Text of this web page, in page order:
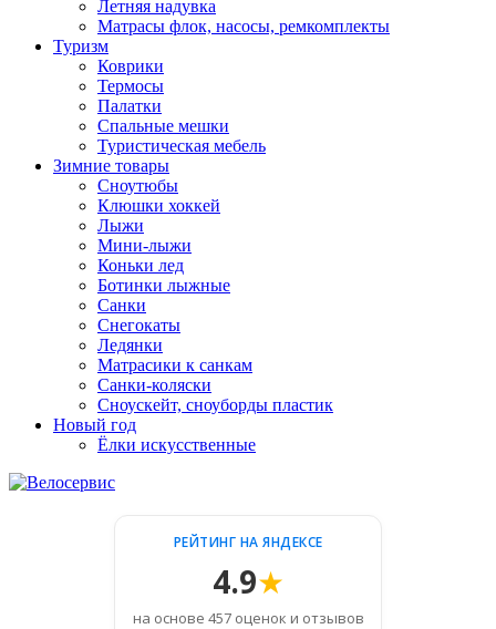
Летняя надувка
Матрасы флок, насосы, ремкомплекты
Туризм
Коврики
Термосы
Палатки
Спальные мешки
Туристическая мебель
Зимние товары
Сноутюбы
Клюшки хоккей
Лыжи
Мини-лыжи
Коньки лед
Ботинки лыжные
Санки
Снегокаты
Ледянки
Матрасики к санкам
Санки-коляски
Сноускейт, сноуборды пластик
Новый год
Ёлки искусственные
РЕЙТИНГ НА ЯНДЕКСЕ
4.9★
на основе 457 оценок и отзывов